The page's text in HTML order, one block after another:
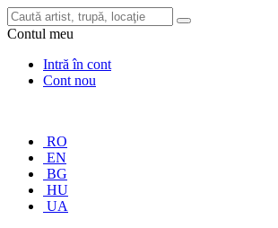
Contul meu
Intră în cont
Cont nou
RO
EN
BG
HU
UA